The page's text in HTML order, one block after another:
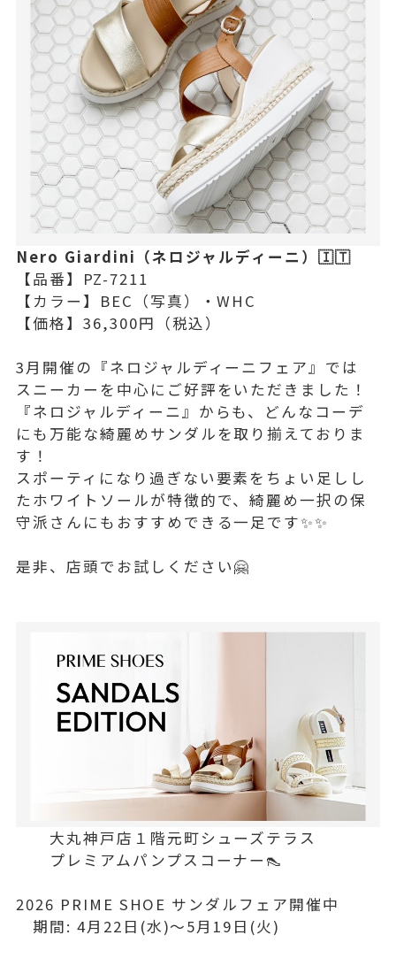
Nero Giardini（ネロジャルディーニ）🇮🇹
【品番】PZ-7211
【カラー】BEC（写真）・WHC
【価格】36,300円（税込）
3月開催の『ネロジャルディーニフェア』では
スニーカーを中心にご好評をいただきました！
『ネロジャルディーニ』からも、どんなコーデ
にも万能な綺麗めサンダルを取り揃えておりま
す！
スポーティになり過ぎない要素をちょい足しし
たホワイトソールが特徴的で、綺麗め一択の保
守派さんにもおすすめできる一足です✨✨
是非、店頭でお試しください🤗
大丸神戸店１階元町シューズテラス
プレミアムパンプスコーナー👠
2026 PRIME SHOE サンダルフェア開催中
期間: 4月22日(水)〜5月19日(火)